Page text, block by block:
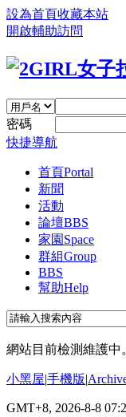
設為首頁收藏本站
開啟輔助訪問
密碼
快捷導航
首頁Portal
新聞
活動
論壇BBS
家園 Space
群組Group
BBS
幫助Help
網站目前檢測維護中
小黑屋|手機版|
GMT+8, 2026-8-8